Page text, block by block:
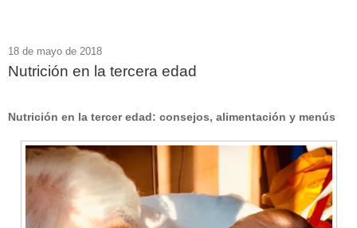
18 de mayo de 2018
Nutrición en la tercera edad
Nutrición en la tercer edad: consejos, alimentación y menús